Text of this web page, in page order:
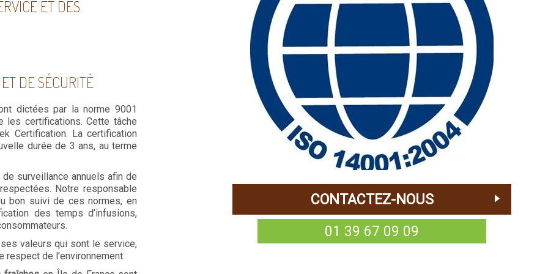
ET DES
DE SÉCURITÉ
dictées par la norme 9001
les certifications. Cette tâche
Certification. La certification
durée de 3 ans, au terme
surveillance annuels afin de
Notre responsable
bon suivi de ces normes, en
des temps d’infusions,
valeurs qui sont le service,
respect de l'environnement.
CONTACTEZ-NOUS
01 39 67 09 09